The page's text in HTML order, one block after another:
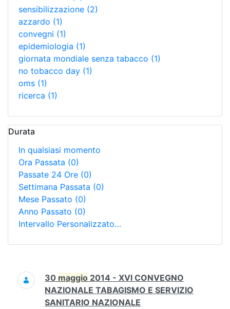
sensibilizzazione (2)
azzardo (1)
convegni (1)
epidemiologia (1)
giornata mondiale senza tabacco (1)
no tobacco day (1)
oms (1)
ricerca (1)
Durata
In qualsiasi momento
Ora Passata (0)
Passate 24 Ore (0)
Settimana Passata (0)
Mese Passato (0)
Anno Passato (0)
Intervallo Personalizzato…
Ricerca
30 maggio 2014 - XVI CONVEGNO
NAZIONALE TABAGISMO E SERVIZIO
SANITARIO NAZIONALE